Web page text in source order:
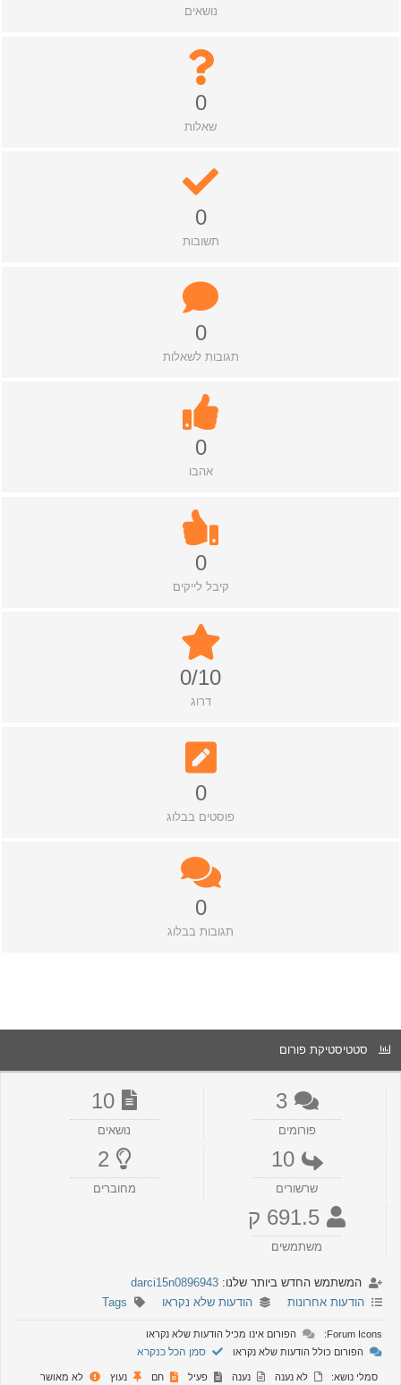
נושאים
0
שאלות
0
תשובות
0
תגובות לשאלות
0
אהבו
0
קיבל לייקים
0/10
דרוג
0
פוסטים בבלוג
0
תגובות בבלוג
סטטיסטיקת פורום
3
פורומים
10
נושאים
10
שרשורים
2
מחוברים
691.5 ק
משתמשים
המשתמש החדש ביותר שלנו: darci15n0896943
הודעות אחרונות
הודעות שלא נקראו Tags
Forum Icons:
הפורום אינו מכיל הודעות שלא נקראו
הפורום כולל הודעות שלא נקראו
סמן הכל כנקרא
סמלי נושא: לא נענה נענה פעיל חם נעוץ לא מאושר